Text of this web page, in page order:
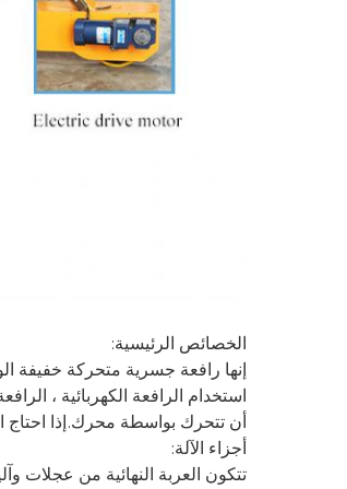
الخصائص الرئيسية:
استخدام الرافعة الكهربائية ،
أن تتحرك بواسطة محرك.إذا احتاج
أجزاء الآلة:
تتكون العربة النهائية من عجلات